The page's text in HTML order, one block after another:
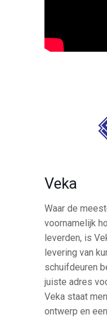
Veka
Waar de
voornamelijk
leverden, is
levering van
schuifdeuren
juiste adres
Veka staat
ontwerp en